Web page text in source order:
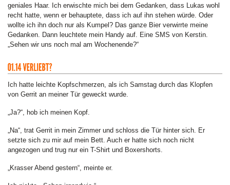
geniales Haar. Ich erwischte mich bei dem Gedanken, dass Lukas wohl
recht hatte, wenn er behauptete, dass ich auf ihn stehen würde. Oder
wollte ich ihn doch nur als Kumpel? Das ganze Bier verwirrte meine
Gedanken. Dann leuchtete mein Handy auf. Eine SMS von Kerstin.
„Sehen wir uns noch mal am Wochenende?“
Ich hatte leichte Kopfschmerzen, als ich Samstag durch das Klopfen
von Gerrit an meiner Tür geweckt wurde.
„Ja?“, hob ich meinen Kopf.
„Na“, trat Gerrit in mein Zimmer und schloss die Tür hinter sich. Er
setzte sich zu mir auf mein Bett. Auch er hatte sich noch nicht
angezogen und trug nur ein T-Shirt und Boxershorts.
„Krasser Abend gestern“, meinte er.